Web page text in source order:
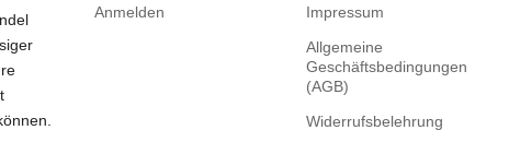
Anmelden
Impressum
Allgemeine
Geschäftsbedingungen
(AGB)
Widerrufsbelehrung